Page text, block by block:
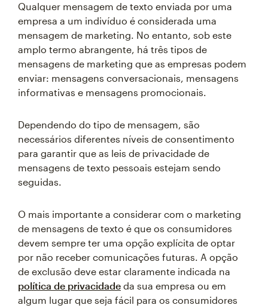
Qualquer mensagem de texto enviada por uma
empresa a um indivíduo é considerada uma
mensagem de marketing. No entanto, sob este
amplo termo abrangente, há três tipos de
mensagens de marketing que as empresas podem
enviar: mensagens conversacionais, mensagens
informativas e mensagens promocionais.
Dependendo do tipo de mensagem, são
necessários diferentes níveis de consentimento
para garantir que as leis de privacidade de
mensagens de texto pessoais estejam sendo
seguidas.
O mais importante a considerar com o marketing
de mensagens de texto é que os consumidores
devem sempre ter uma opção explícita de optar
por não receber comunicações futuras. A opção
de exclusão deve estar claramente indicada na
política de privacidade da sua empresa ou em
algum lugar que seja fácil para os consumidores